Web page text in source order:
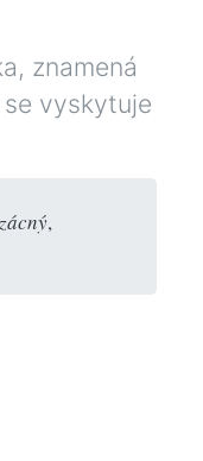
znamená
vyskytuje
,